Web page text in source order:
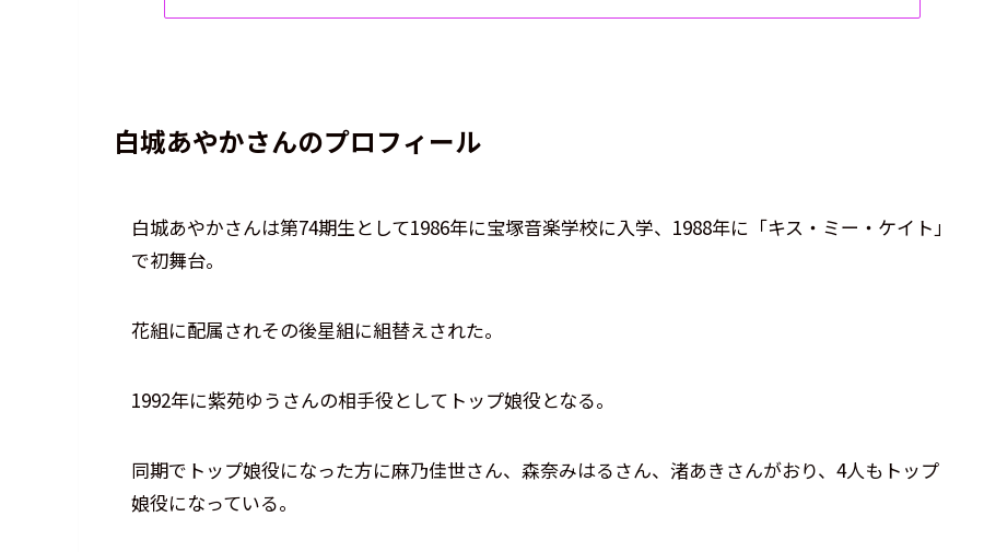
白城あやかさんのプロフィール
白城あやかさんは第74期生として1986年に宝塚音楽学校に入学、1988年に「キス・ミー・ケイト」
で初舞台。
花組に配属されその後星組に組替えされた。
1992年に紫苑ゆうさんの相手役としてトップ娘役となる。
同期でトップ娘役になった方に麻乃佳世さん、森奈みはるさん、渚あきさんがおり、4人もトップ
娘役になっている。